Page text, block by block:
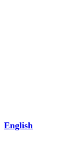
English